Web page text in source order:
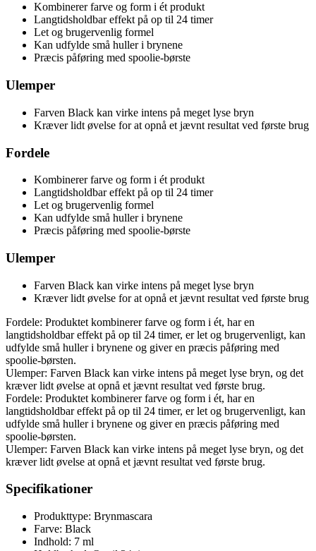
Kombinerer farve og form i ét produkt
Langtidsholdbar effekt på op til 24 timer
Let og brugervenlig formel
Kan udfylde små huller i brynene
Præcis påføring med spoolie-børste
Ulemper
Farven Black kan virke intens på meget lyse bryn
Kræver lidt øvelse for at opnå et jævnt resultat ved første brug
Fordele
Kombinerer farve og form i ét produkt
Langtidsholdbar effekt på op til 24 timer
Let og brugervenlig formel
Kan udfylde små huller i brynene
Præcis påføring med spoolie-børste
Ulemper
Farven Black kan virke intens på meget lyse bryn
Kræver lidt øvelse for at opnå et jævnt resultat ved første brug
Fordele: Produktet kombinerer farve og form i ét, har en
langtidsholdbar effekt på op til 24 timer, er let og brugervenligt, kan
udfylde små huller i brynene og giver en præcis påføring med
spoolie-børsten.
Ulemper: Farven Black kan virke intens på meget lyse bryn, og det
kræver lidt øvelse at opnå et jævnt resultat ved første brug.
Fordele: Produktet kombinerer farve og form i ét, har en
langtidsholdbar effekt på op til 24 timer, er let og brugervenligt, kan
udfylde små huller i brynene og giver en præcis påføring med
spoolie-børsten.
Ulemper: Farven Black kan virke intens på meget lyse bryn, og det
kræver lidt øvelse at opnå et jævnt resultat ved første brug.
Specifikationer
Produkttype: Brynmascara
Farve: Black
Indhold: 7 ml